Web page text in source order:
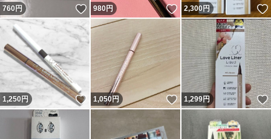
760円 いいね！
980円 いいね！
2,300円
1,250円 いいね！
1,050円 いいね！
1,299円